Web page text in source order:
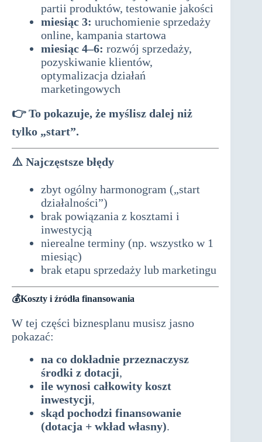
partii produktów, testowanie jakości
miesiąc 3: uruchomienie sprzedaży
online, kampania startowa
miesiąc 4–6: rozwój sprzedaży,
pozyskiwanie klientów,
optymalizacja działań
marketingowych
👉 To pokazuje, że myślisz dalej niż
tylko „start”.
⚠️ Najczęstsze błędy
zbyt ogólny harmonogram („start
działalności”)
brak powiązania z kosztami i
inwestycją
nierealne terminy (np. wszystko w 1
miesiąc)
brak etapu sprzedaży lub marketingu
💰Koszty i źródła finansowania
W tej części biznesplanu musisz jasno
pokazać:
na co dokładnie przeznaczysz
środki z dotacji,
ile wynosi całkowity koszt
inwestycji,
skąd pochodzi finansowanie
(dotacja + wkład własny).